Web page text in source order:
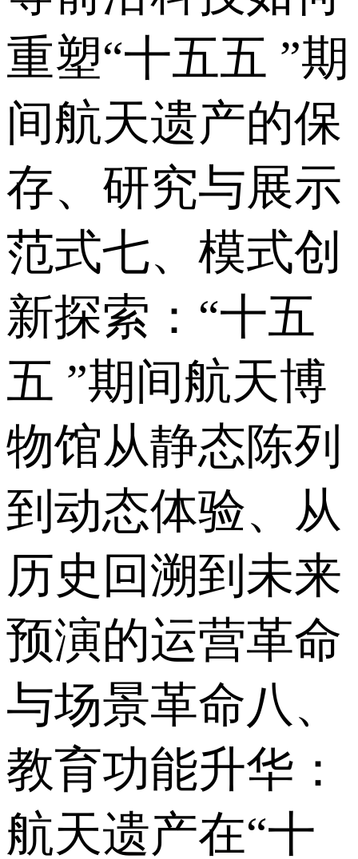
重塑“十五五 ”期
间航天遗产的保
存、研究与展示
范式七、模式创
新探索：“十五
五 ”期间航天博
物馆从静态陈列
到动态体验、从
历史回溯到未来
预演的运营革命
与场景革命八、
教育功能升华：
航天遗产在“十